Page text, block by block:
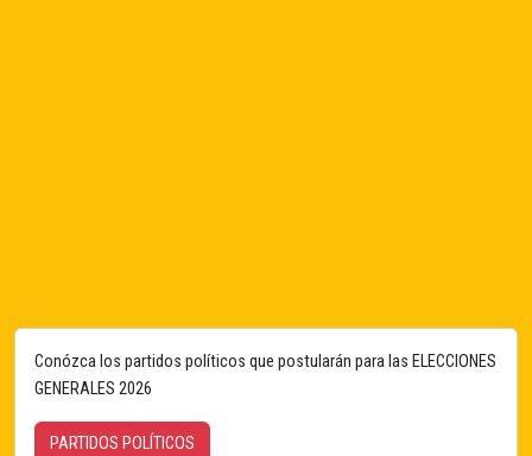
Conózca los partidos políticos que postularán para las ELECCIONES
GENERALES 2026
PARTIDOS POLÍTICOS